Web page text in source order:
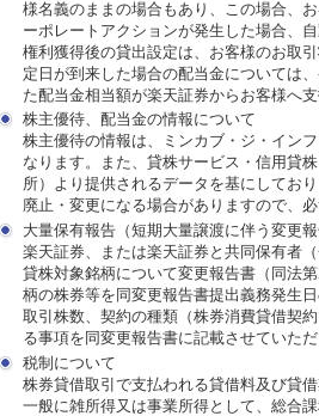
様名義のままの場合もあり、この場合、
ーポレートアクションが発生した場合、
権利獲得後の貸出設定は、お客様のお取
定日が到来した場合の配当金については
た配当金相当額が楽天証券からお客様へ
株主優待、配当金の情報について
株主優待の情報は、ミンカブ・ジ・イン
なります。また、貸株サービス・信用貸
所）より提供されるデータを基にしてお
廃止・変更になる場合がありますので、
大量保有報告（短期大量譲渡に伴う変更
楽天証券、または楽天証券と共同保有者
貸株対象銘柄について変更報告書（同法
柄の株券等を同変更報告書提出義務発生
取引株数、契約の種類（株券消費貸借契
る事項を同変更報告書に記載させていた
税制について
株券貸借取引で支払われる貸借料及び貸
一般に雑所得又は事業所得として、総合